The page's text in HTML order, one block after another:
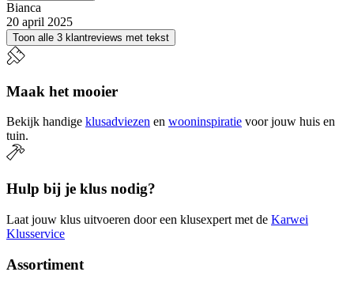
Bianca
20 april 2025
Toon alle 3 klantreviews met tekst
Maak het mooier
Bekijk handige klusadviezen en wooninspiratie voor jouw huis en
tuin.
Hulp bij je klus nodig?
Laat jouw klus uitvoeren door een klusexpert met de Karwei
Klusservice
Assortiment